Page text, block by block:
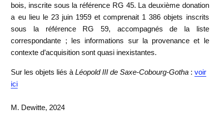
bois, inscrite sous la référence RG 45. La deuxième donation
a eu lieu le 23 juin 1959 et comprenait 1 386 objets inscrits
sous la référence RG 59, accompagnés de la liste
correspondante ; les informations sur la provenance et le
contexte d’acquisition sont quasi inexistantes.
Sur les objets liés àLéopold III de Saxe-Cobourg-Gotha :voir
ici
M. Dewitte, 2024